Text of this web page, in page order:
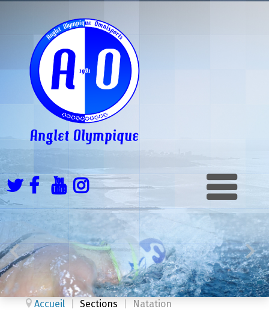
Accueil Sections Natation